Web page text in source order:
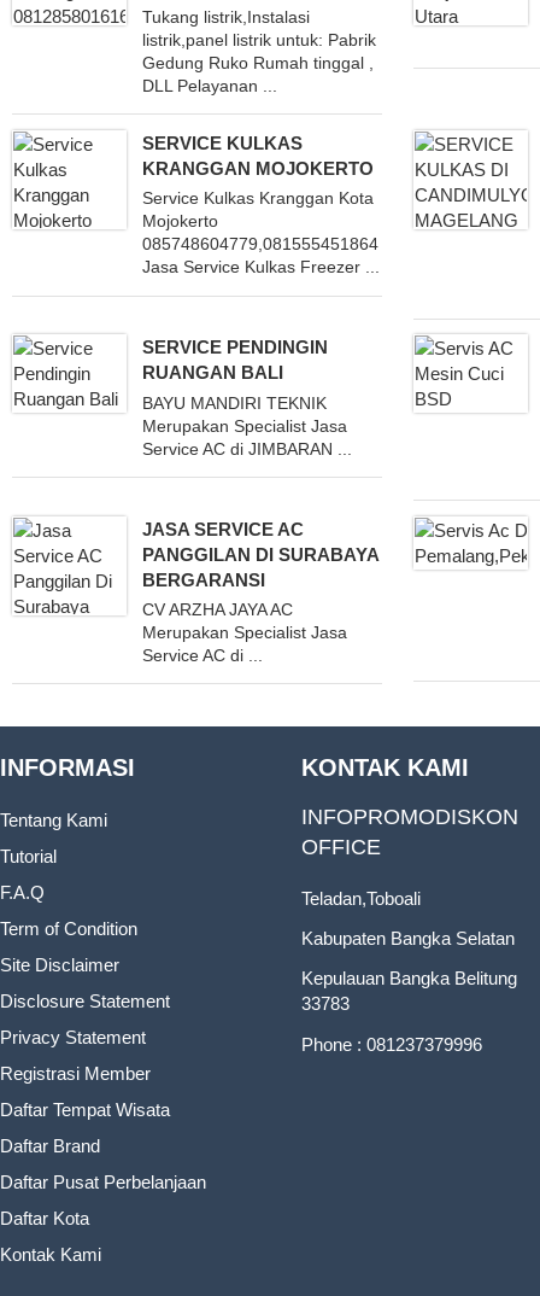
Tukang listrik,Instalasi
listrik,panel listrik untuk: Pabrik
Gedung Ruko Rumah tinggal ,
DLL Pelayanan ...
SERVICE KULKAS
KRANGGAN MOJOKERTO
Service Kulkas Kranggan Kota
Mojokerto
085748604779,081555451864 Menerima
Jasa Service Kulkas Freezer ...
SERVICE PENDINGIN
RUANGAN BALI
BAYU MANDIRI TEKNIK
Merupakan Specialist Jasa
Service AC di JIMBARAN ...
JASA SERVICE AC
PANGGILAN DI SURABAYA
BERGARANSI
CV ARZHA JAYA AC
Merupakan Specialist Jasa
Service AC di ...
INFORMASI
Tentang Kami
Tutorial
F.A.Q
Term of Condition
Site Disclaimer
Disclosure Statement
Privacy Statement
Registrasi Member
Daftar Tempat Wisata
Daftar Brand
Daftar Pusat Perbelanjaan
Daftar Kota
Kontak Kami
KONTAK KAMI
INFOPROMODISKON
OFFICE
Teladan,Toboali
Kabupaten Bangka Selatan
Kepulauan Bangka Belitung
33783
Phone : 081237379996